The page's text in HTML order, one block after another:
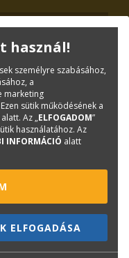
használ!
személyre szabásához,
a
marketing
sütik működésének a
alatt. Az „ELFOGADOM”
használatához. Az
INFORMÁCIÓ alatt
ELFOGADÁSA